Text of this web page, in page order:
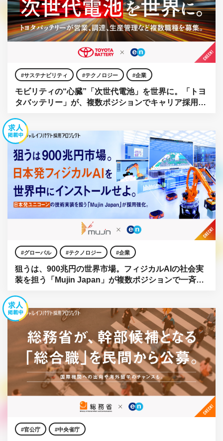
サステナビリティ テクノロジー 企業
モビリティの“心臓”「次世代電池」を世界に。「トヨ
タバッテリー」が、複数ポジションでキャリア採用を
グローバル テクノロジー 企業
狙うは、900兆円の世界市場。フィジカルAIの社会実
装を担う「Mujin Japan」が複数ポジションで一斉公
官公庁 中央省庁